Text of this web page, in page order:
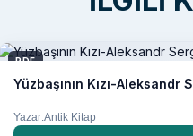
PDF
Yüzbaşının Kızı-Aleksandr
Yazar:Antik Kitap